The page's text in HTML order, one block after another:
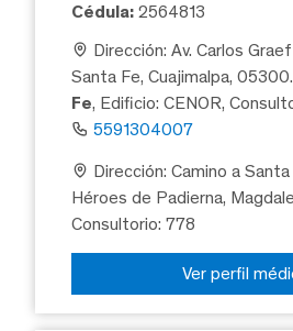
Cédula: 2564813
Dirección: Av. Carlos
Santa Fe, Cuajimalpa, 05300.
Fe, Edificio: CENOR,
5591304007
Dirección: Camino a
Héroes de Padierna,
Consultorio: 778
Ver perfil